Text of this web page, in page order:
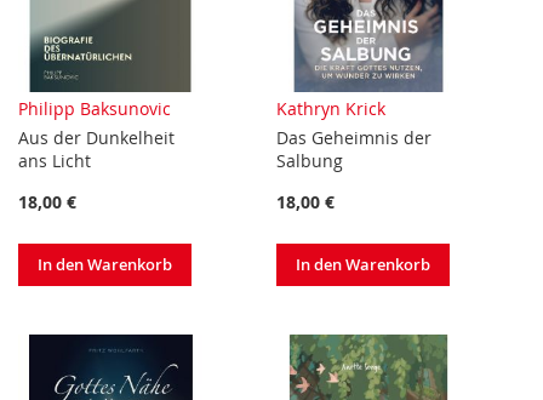
Philipp Baksunovic
Aus der Dunkelheit
ans Licht
18,00 €
In den Warenkorb
Kathryn Krick
Das Geheimnis der
Salbung
18,00 €
In den Warenkorb